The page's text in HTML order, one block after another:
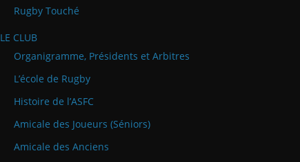
Rugby Touché
LE CLUB
Organigramme, Présidents et Arbitres
L’école de Rugby
Histoire de l’ASFC
Amicale des Joueurs (Séniors)
Amicale des Anciens